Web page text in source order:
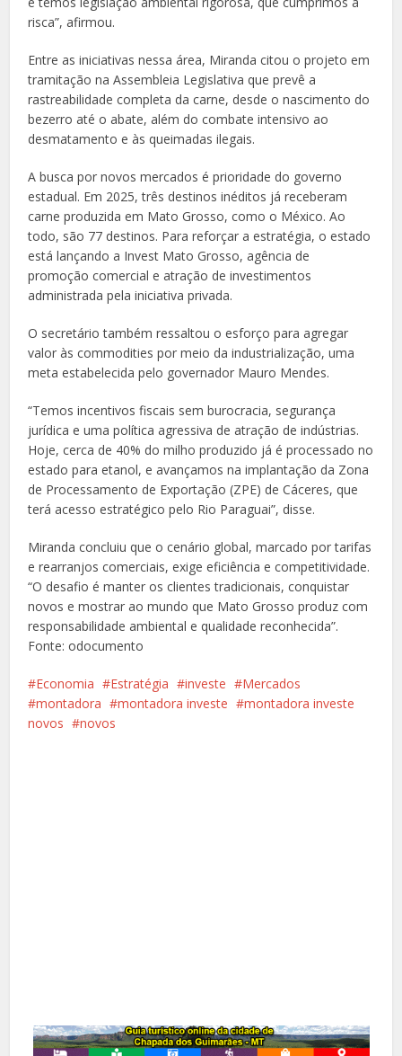
risca”, afirmou.
Entre as iniciativas nessa área, Miranda citou o projeto em
tramitação na Assembleia Legislativa que prevê a
rastreabilidade completa da carne, desde o nascimento do
bezerro até o abate, além do combate intensivo ao
desmatamento e às queimadas ilegais.
A busca por novos mercados é prioridade do governo
estadual. Em 2025, três destinos inéditos já receberam
carne produzida em Mato Grosso, como o México. Ao
todo, são 77 destinos. Para reforçar a estratégia, o estado
está lançando a Invest Mato Grosso, agência de
promoção comercial e atração de investimentos
administrada pela iniciativa privada.
O secretário também ressaltou o esforço para agregar
valor às commodities por meio da industrialização, uma
meta estabelecida pelo governador Mauro Mendes.
“Temos incentivos fiscais sem burocracia, segurança
jurídica e uma política agressiva de atração de indústrias.
Hoje, cerca de 40% do milho produzido já é processado no
estado para etanol, e avançamos na implantação da Zona
de Processamento de Exportação (ZPE) de Cáceres, que
terá acesso estratégico pelo Rio Paraguai”, disse.
Miranda concluiu que o cenário global, marcado por tarifas
e rearranjos comerciais, exige eficiência e competitividade.
“O desafio é manter os clientes tradicionais, conquistar
novos e mostrar ao mundo que Mato Grosso produz com
responsabilidade ambiental e qualidade reconhecida”.
Fonte: odocumento
Economia Estratégia investe
Mercados
montadora
montadora investe
montadora investe
novos
novos